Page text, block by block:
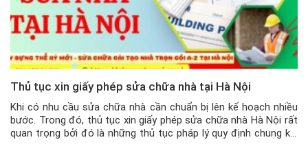
Thủ tục xin giấy phép sửa chữa nhà tại Hà Nội
Khi có nhu cầu sửa chữa nhà cần chuẩn bị lên kế hoạch nhiều
bước. Trong đó, thủ tục xin giấy phép sửa chữa nhà Hà Nội rất
quan trọng bởi đó là những thủ tục pháp lý quy định chung khi